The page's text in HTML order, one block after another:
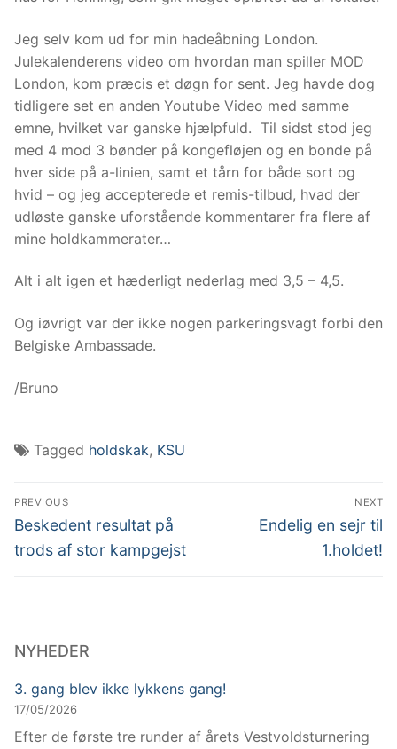
Jeg selv kom ud for min hadeåbning London.
Julekalenderens video om hvordan man spiller MOD
London, kom præcis et døgn for sent. Jeg havde dog
tidligere set en anden Youtube Video med samme
emne, hvilket var ganske hjælpfuld. Til sidst stod jeg
med 4 mod 3 bønder på kongefløjen og en bonde på
hver side på a-linien, samt et tårn for både sort og
hvid – og jeg accepterede et remis-tilbud, hvad der
udløste ganske uforstående kommentarer fra flere af
mine holdkammerater…
Alt i alt igen et hæderligt nederlag med 3,5 – 4,5.
Og iøvrigt var der ikke nogen parkeringsvagt forbi den
Belgiske Ambassade.
/Bruno
Tagged holdskak, KSU
PREVIOUS
Beskedent resultat på
trods af stor kampgejst
NEXT
Endelig en sejr til
1.holdet!
NYHEDER
3. gang blev ikke lykkens gang!
17/05/2026
Efter de første tre runder af årets Vestvoldsturnering